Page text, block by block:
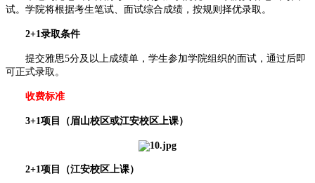
试。学院将根据考生笔试、面试综合成绩，按规则择优录取。
2+1录取条件
提交雅思5分及以上成绩单，学生参加学院组织的面试，通过后即
可正式录取。
收费标准
3+1项目（眉山校区或江安校区上课）
2+1项目（江安校区上课）